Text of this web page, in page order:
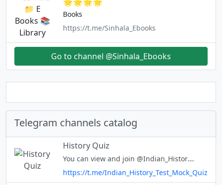
Books
https://t.me/Sinhala_Ebooks
Go to channel @Sinhala_Ebooks
Telegram channels catalog
History Quiz
You can view and join @Indian_History_Test_Mock_Quiz right away.
https://t.me/Indian_History_Test_Mock_Quiz